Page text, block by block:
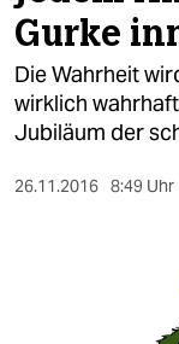
öko
gesellschaft
Gurke
Die Wahrheit
wirklich
Jubiläum der
26.11.2016 8:49 Uhr